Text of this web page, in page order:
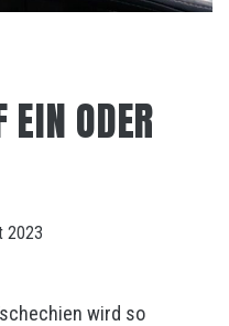
EIN ODER
2023
wird so